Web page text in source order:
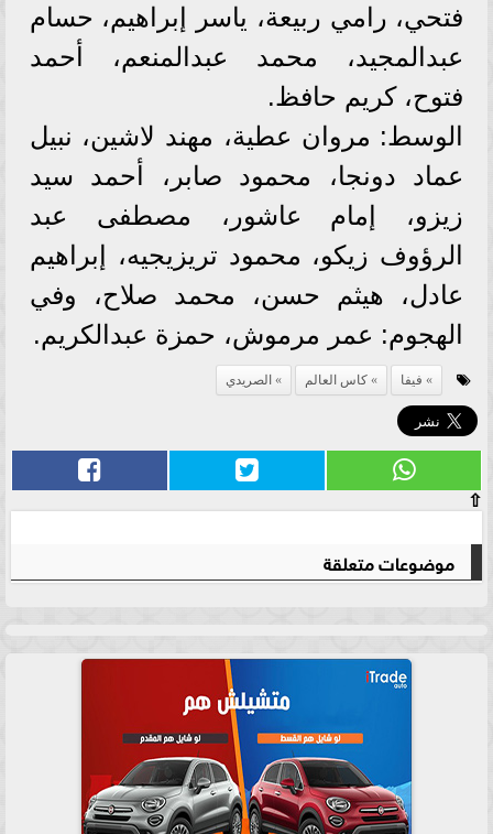
فتحي، رامي ربيعة، ياسر إبراهيم، حسام
عبدالمجيد، محمد عبدالمنعم، أحمد
فتوح، كريم حافظ.
الوسط: مروان عطية، مهند لاشين، نبيل
عماد دونجا، محمود صابر، أحمد سيد
زيزو، إمام عاشور، مصطفى عبد
الرؤوف زيكو، محمود تريزيجيه، إبراهيم
عادل، هيثم حسن، محمد صلاح، وفي
الهجوم: عمر مرموش، حمزة عبدالكريم.
فيفا كاس العالم الصريدي
⇧
موضوعات متعلقة